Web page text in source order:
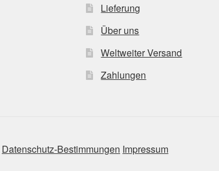
Lieferung
Über uns
Weltweiter Versand
Zahlungen
Datenschutz-Bestimmungen Impressum